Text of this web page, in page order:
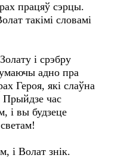
працяў сэрцы.
такімі словамі
і срэбру
адно пра
Героя, які слаўна
час
і вы будзеце
і Волат знік.